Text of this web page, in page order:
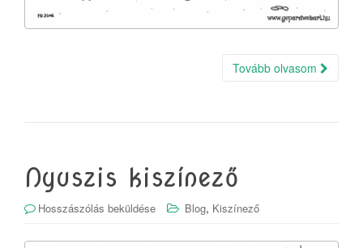
Tovább olvasom
Nyuszis kiszínező
Hosszászólás beküldése Blog, Kiszínező